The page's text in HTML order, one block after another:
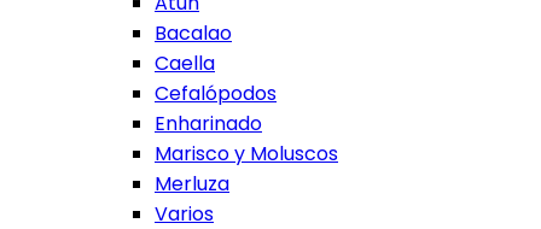
Bacalao
Caella
Cefalópodos
Enharinado
Marisco y Moluscos
Merluza
Varios